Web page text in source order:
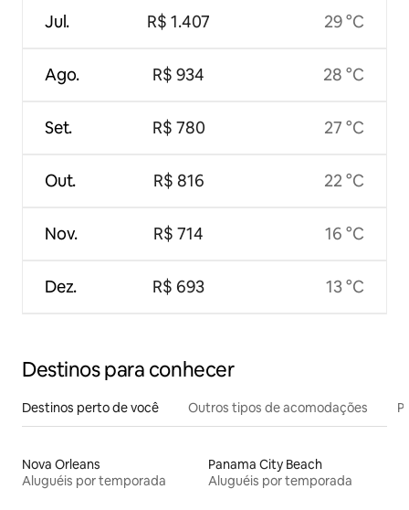
Jul.
Ago.
Set.
Out.
Nov.
Dez.
R$ 1.407
R$ 934
R$ 780
R$ 816
R$ 714
R$ 693
29 °C
28 °C
27 °C
22 °C
16 °C
13 °C
Destinos para conhecer
Destinos perto de você Outros tipos de acomodações
Nova Orleans
Aluguéis por temporada
Panama City Beach
Aluguéis por temporada